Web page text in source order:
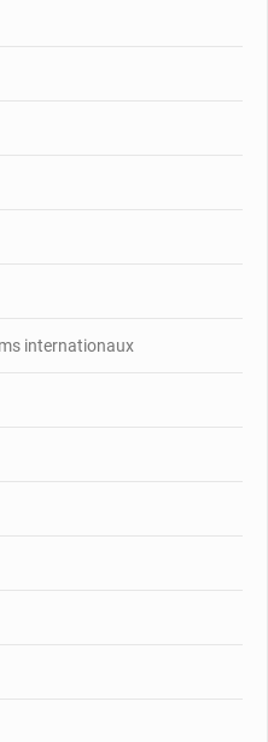
internationaux